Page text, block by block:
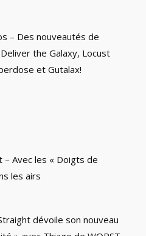
– Des nouveautés de
the Galaxy, Locust
et Gutalax!
– Avec les « Doigts de
les airs
dévoile son nouveau